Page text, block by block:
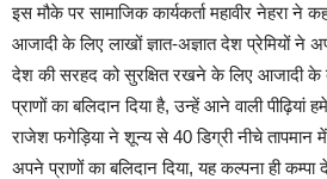
इस मौके पर सामाजिक कार्यकर्ता महावीर नेहरा ने
आजादी के लिए लाखों ज्ञात-अज्ञात देश प्रेमियों ने
देश की सरहद को सुरक्षित रखने के लिए आजादी के
प्राणों का बलिदान दिया है, उन्हें आने वाली पीढ़ियां
राजेश फगेड़िया ने शून्य से 40 डिग्री नीचे
अपने प्राणों का बलिदान दिया, यह कल्पना ही